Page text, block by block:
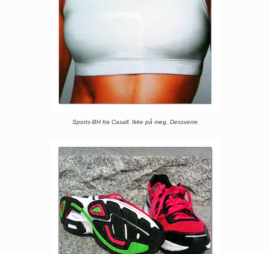
Sports-BH fra Casall. Ikke på meg. Dessverre.